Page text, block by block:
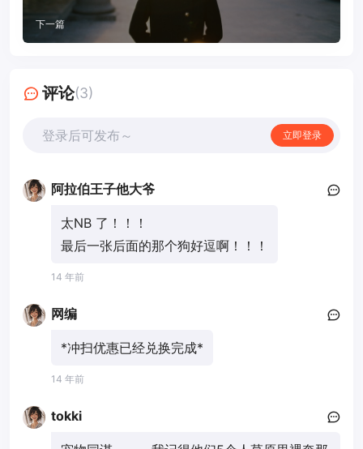
下一篇
评论(3)
登录后可发布～ 立即登录
阿拉伯王子他大爷
太NB 了！！！
最后一张后面的那个狗好逗啊！！！
14 年前
网编
*冲扫优惠已经兑换完成*
14 年前
tokki